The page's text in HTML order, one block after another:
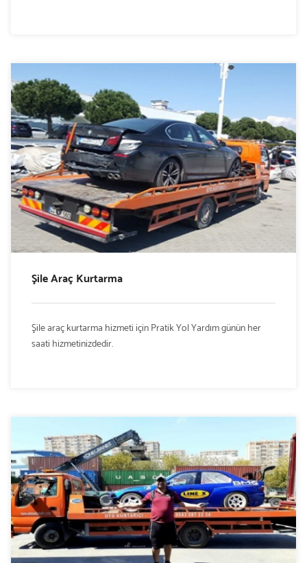
Şile Araç Kurtarma
Şile araç kurtarma hizmeti için Pratik Yol Yardım günün her
saati hizmetinizdedir.